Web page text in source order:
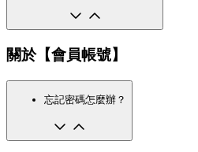
關於【會員帳號】
忘記密碼怎麼辦？